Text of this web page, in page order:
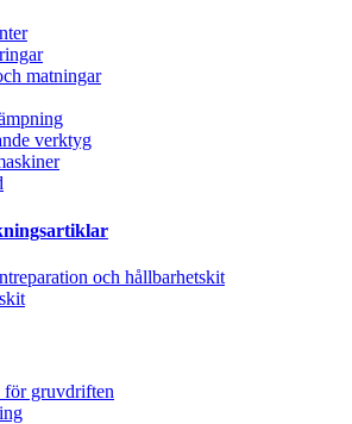
matningar
verktyg
och hållbarhetskit
för gruvdriften